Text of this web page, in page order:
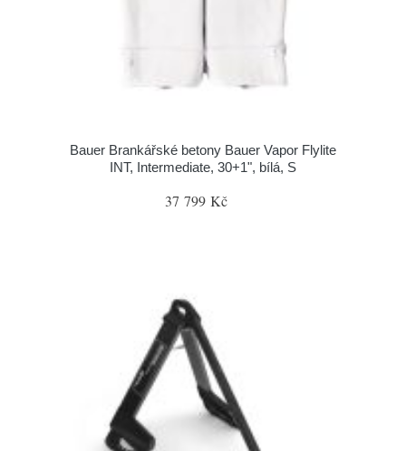
Bauer Brankářské betony Bauer Vapor Flylite
INT, Intermediate, 30+1", bílá, S
37 799 Kč